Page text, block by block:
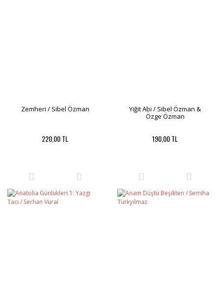
Zemheri / Sibel Özman
220,00 TL
Yiğit Abi / Sibel Özman &
Özge Özman
190,00 TL